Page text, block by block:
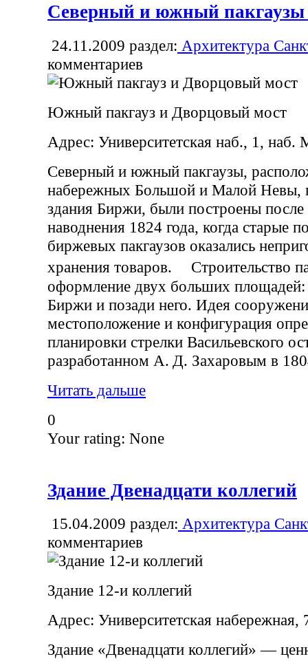
Северный и южный
24.11.2009 раздел: Архитектура
комментариев
Южный пакгауз и Дворцовый мост
Адрес: Университетская наб., 1, наб.
Северный и южный пакгаузы,
набережных Большой и Малой Невы,
здания Биржи, были построены после
наводнения 1824 года, когда старые
биржевых пакгаузов оказались
хранения товаров. Строительство
оформление двух больших площадей:
Биржи и позади него. Идея
местоположение и конфигурация
планировки стрелки Васильевского
разработанном А. Д. Захаровым в
Читать дальше
0
Your rating: None
Здание Двенадцати коллегий
15.04.2009 раздел: Архитектура
комментариев
Здание 12-и коллегий
Адрес: Университетская набережная,
Здание «Двенадцати коллегий» —